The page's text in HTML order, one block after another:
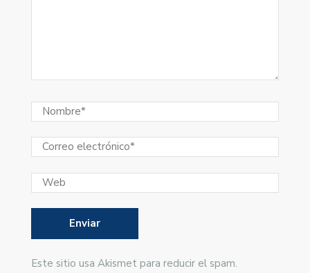
Este sitio usa Akismet para reducir el spam.